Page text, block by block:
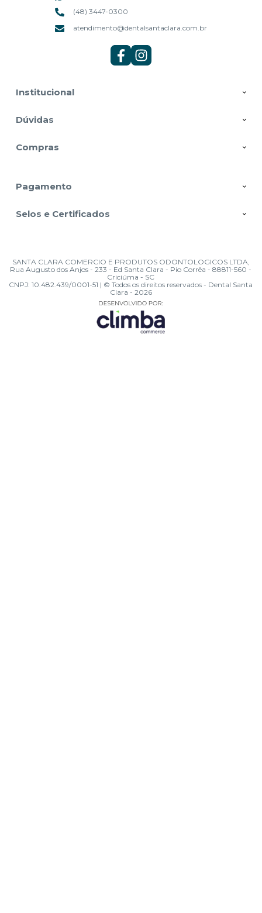
Institucional
Dúvidas
Compras
(48) 3447-0300
atendimento@dentalsantaclara.com.br
Pagamento
Selos e Certificados
SANTA CLARA COMERCIO E PRODUTOS ODONTOLOGICOS LTDA,
Rua Augusto dos Anjos - 233 - Ed Santa Clara - Pio Corrêa - 88811-560 -
Criciúma - SC
CNPJ: 10.482.439/0001-51 | © Todos os direitos reservados - Dental Santa
Clara - 2026